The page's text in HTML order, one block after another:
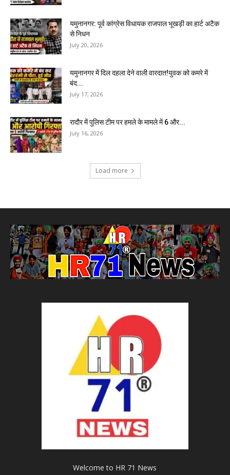
यमुनानगर: पूर्व कांग्रेस विधायक राजपाल भूखड़ी का हार्ट अटैक
से निधन
July 20, 2026
यमुनानगर में दिल दहला देने वाली वारदात!युवक को कमरे में
बंद...
July 17, 2026
रादौर में पुलिस टीम पर हमले के मामले में 6 और...
July 16, 2026
Load more
Welcome to HR 71 News